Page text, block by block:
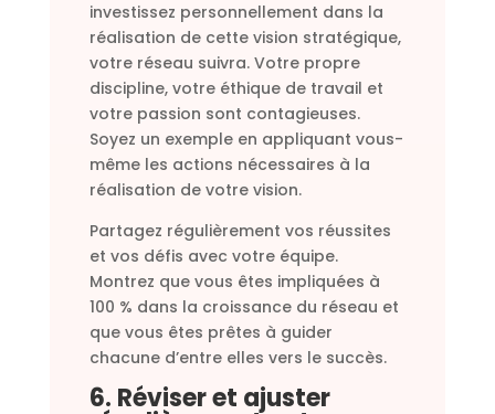
investissez personnellement dans la
réalisation de cette vision stratégique,
votre réseau suivra. Votre propre
discipline, votre éthique de travail et
votre passion sont contagieuses.
Soyez un exemple en appliquant vous-
même les actions nécessaires à la
réalisation de votre vision.
Partagez régulièrement vos réussites
et vos défis avec votre équipe.
Montrez que vous êtes impliquées à
100 % dans la croissance du réseau et
que vous êtes prêtes à guider
chacune d’entre elles vers le succès.
6. Réviser et ajuster